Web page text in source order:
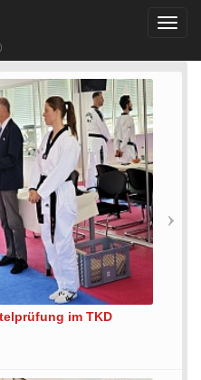
im TKD